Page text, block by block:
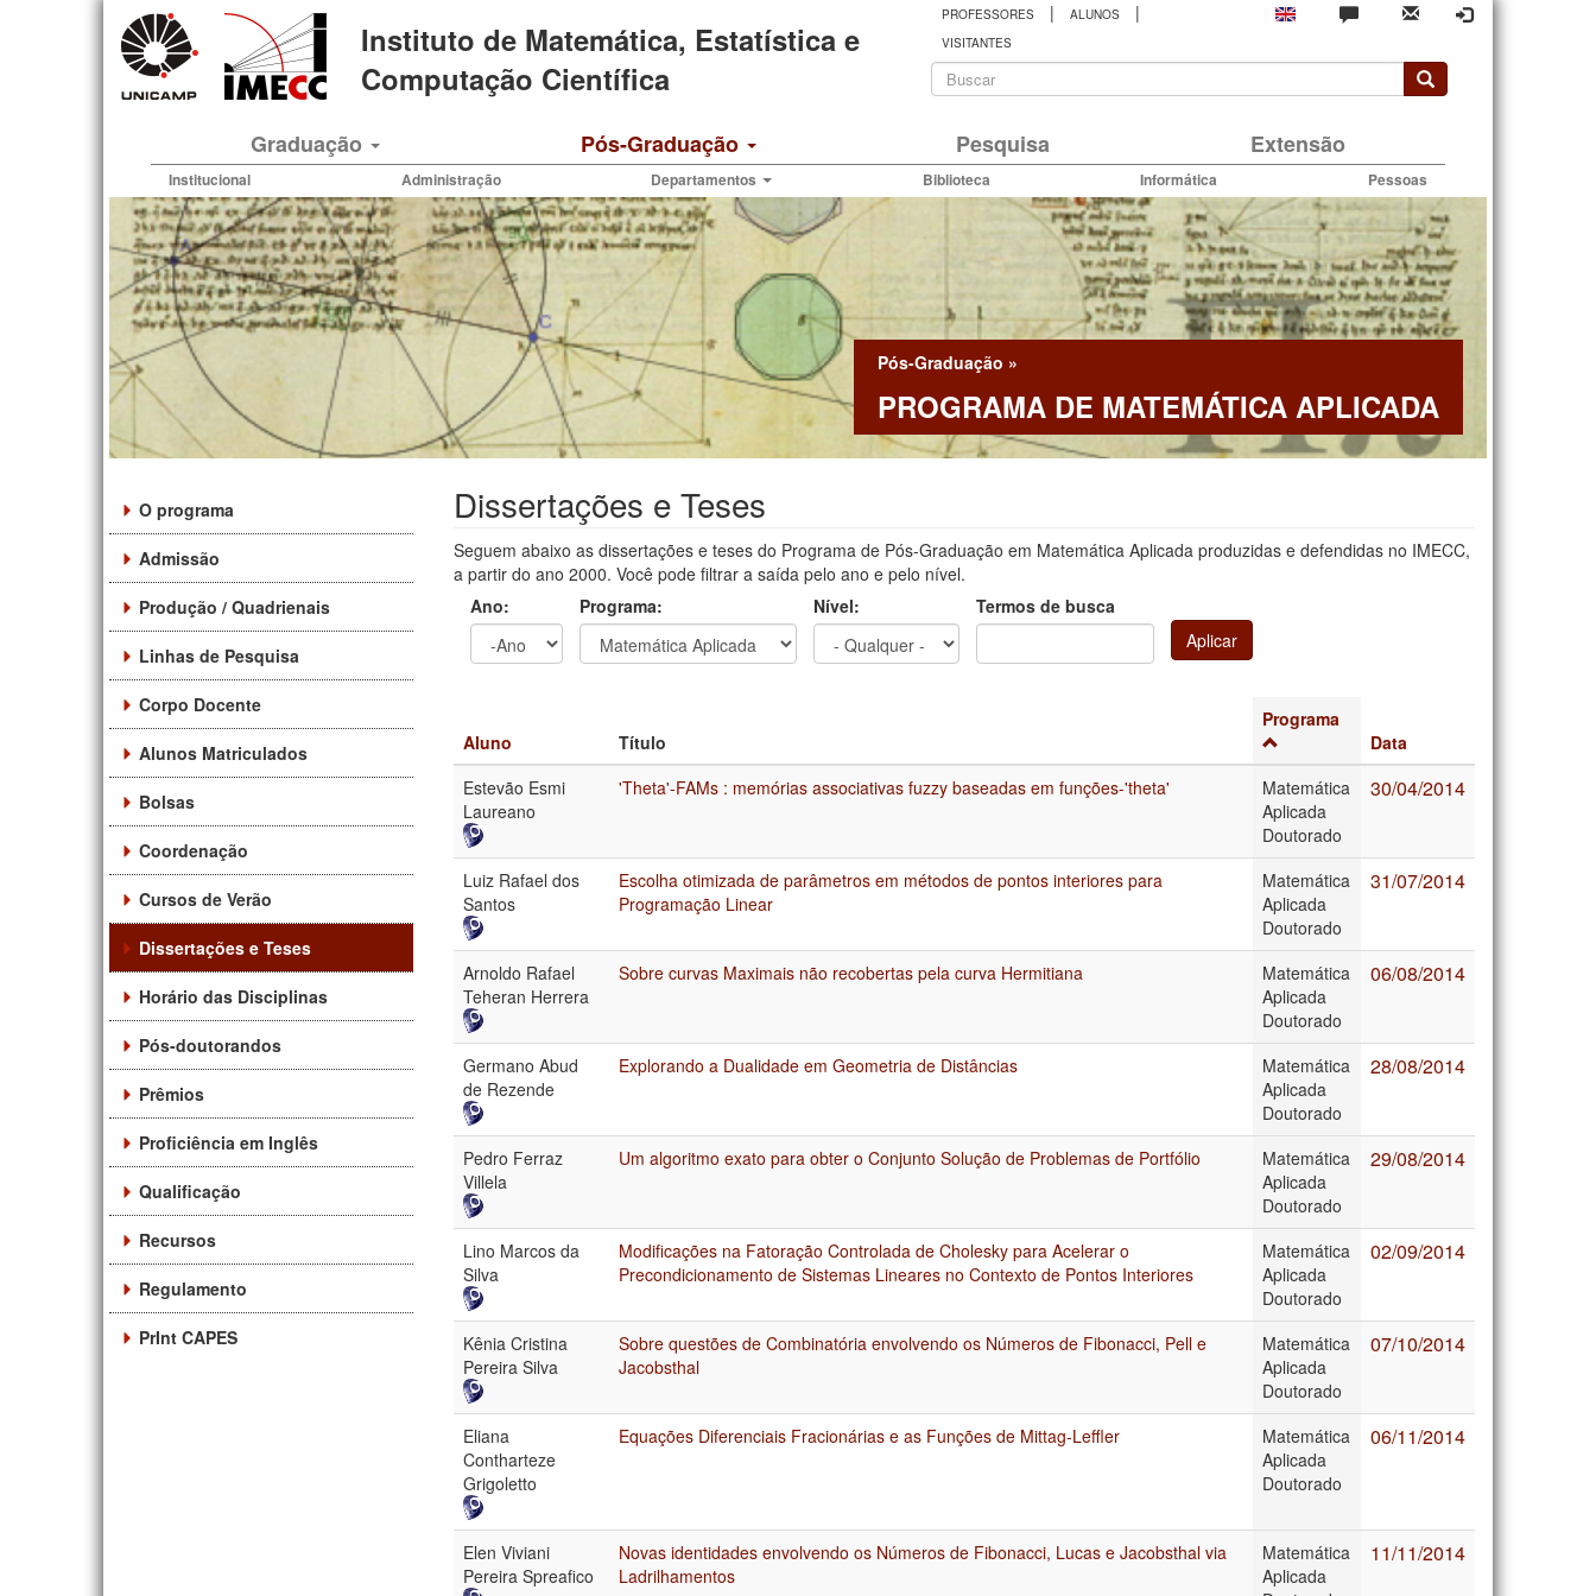
Instituto de Matemática, Estatística e
Computação Científica
PROFESSORES | ALUNOS |
VISITANTES
Formulário
busca
Graduação Pós-Graduação Pesquisa Extensão
Institucional Administração Departamentos Biblioteca Informática Pessoas
Pós-Graduação »
PROGRAMA DE MATEMÁTICA APLICADA
O programa
Admissão
Produção / Quadrienais
Linhas de Pesquisa
Corpo Docente
Alunos Matriculados
Bolsas
Coordenação
Cursos de Verão
Dissertações e Teses
Horário das Disciplinas
Pós-doutorandos
Prêmios
Proficiência em Inglês
Qualificação
Recursos
Regulamento
PrInt CAPES
Dissertações e Teses
Seguem abaixo as dissertações e teses do Programa de Pós-Graduação em Matemática Aplicada produzidas e defendidas no IMECC,
a partir do ano 2000. Você pode filtrar a saída pelo ano e pelo nível.
Ano:
Programa: Nível:
Termos de busca
Aplicar
Aluno Título
Programa
Data
Estevão Esmi
Laureano
'Theta'-FAMs : memórias associativas fuzzy baseadas em funções-'theta'
Matemática
Aplicada
Doutorado
30/04/2014
Luiz Rafael dos
Santos
Escolha otimizada de parâmetros em métodos de pontos interiores para
Programação Linear
Matemática
Aplicada
Doutorado
31/07/2014
Arnoldo Rafael
Teheran Herrera
Sobre curvas Maximais não recobertas pela curva Hermitiana
Matemática
Aplicada
Doutorado
06/08/2014
Germano Abud
de Rezende
Explorando a Dualidade em Geometria de Distâncias
Matemática
Aplicada
Doutorado
28/08/2014
Pedro Ferraz
Villela
Um algoritmo exato para obter o Conjunto Solução de Problemas de Portfólio
Matemática
Aplicada
Doutorado
29/08/2014
Lino Marcos da
Silva
Modificações na Fatoração Controlada de Cholesky para Acelerar o
Precondicionamento de Sistemas Lineares no Contexto de Pontos Interiores
Matemática
Aplicada
Doutorado
02/09/2014
Kênia Cristina
Pereira Silva
Sobre questões de Combinatória envolvendo os Números de Fibonacci, Pell e
Jacobsthal
Matemática
Aplicada
Doutorado
07/10/2014
Eliana
Contharteze
Grigoletto
Equações Diferenciais Fracionárias e as Funções de Mittag-Leffler
Matemática
Aplicada
Doutorado
06/11/2014
Elen Viviani
Pereira Spreafico
Novas identidades envolvendo os Números de Fibonacci, Lucas e Jacobsthal via
Ladrilhamentos
Matemática
Aplicada
11/11/2014